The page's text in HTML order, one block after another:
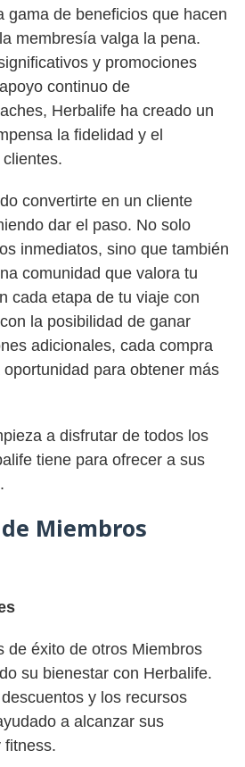
gama de beneficios que hacen
membresía valga la pena.
y promociones
continuo de
Herbalife ha creado un
la fidelidad y el
convertirte en un cliente
dar el paso. No solo
inmediatos, sino que también
comunidad que valora tu
cada etapa de tu viaje con
la posibilidad de ganar
adicionales, cada compra
para obtener más
a disfrutar de todos los
tiene para ofrecer a sus
Miembros
de éxito de otros Miembros
su bienestar con Herbalife.
y los recursos
a alcanzar sus
fitness.